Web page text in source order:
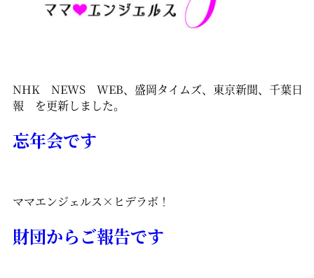
NHK NEWS WEB、盛岡タイムズ、東京新聞、千葉日
報 を更新しました。
忘年会です
ママエンジェルス×ヒデラボ！
財団からご報告です